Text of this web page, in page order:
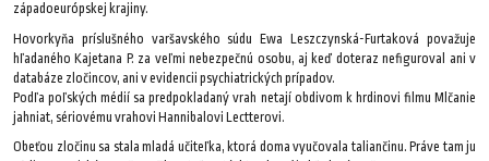
západoeurópskej krajiny.
Hovorkyňa príslušného varšavského súdu Ewa Leszczynská-Furtaková považuje
hľadaného Kajetana P. za veľmi nebezpečnú osobu, aj keď doteraz nefiguroval ani v
databáze zločincov, ani v evidencii psychiatrických prípadov.
Podľa poľských médií sa predpokladaný vrah netají obdivom k hrdinovi filmu Mlčanie
jahniat, sériovému vrahovi Hannibalovi Lectterovi.
Obeťou zločinu sa stala mladá učiteľka, ktorá doma vyučovala taliančinu. Práve tam ju